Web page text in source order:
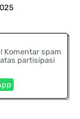
Komentar spam
partisipasi